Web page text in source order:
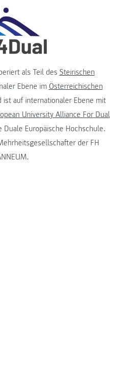
als Teil des Steirischen
Ebene im Österreichischen
auf internationaler Ebene mit
University Alliance For Dual
Duale Europäische Hochschule.
der FH